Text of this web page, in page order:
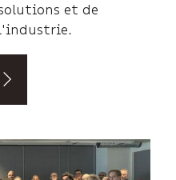
et de
l'industrie.